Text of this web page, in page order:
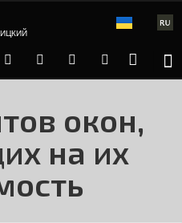
phone
окон,
на их